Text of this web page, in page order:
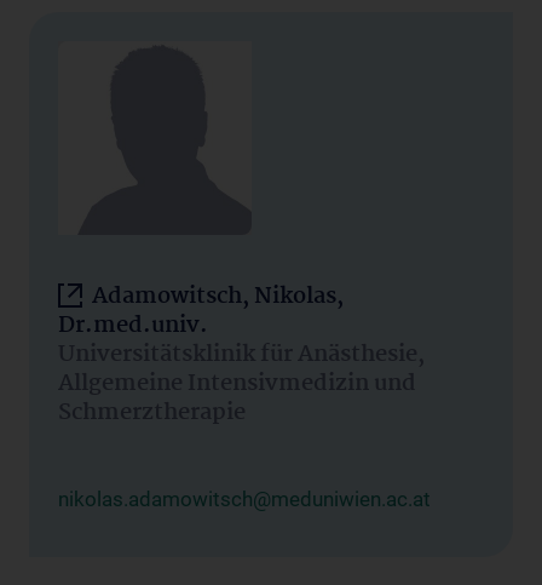
Adamowitsch, Nikolas,
Dr.med.univ.
Universitätsklinik für Anästhesie,
Allgemeine Intensivmedizin und
Schmerztherapie
nikolas.adamowitsch@meduniwien.ac.at